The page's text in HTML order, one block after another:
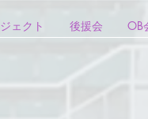
ェクト 後援会 OB